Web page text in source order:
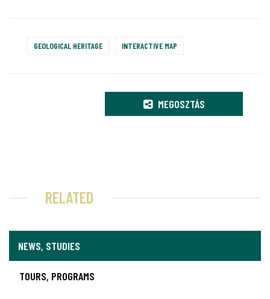
GEOLOGICAL HERITAGE INTERACTIVE MAP
MEGOSZTÁS
RELATED
NEWS, STUDIES
TOURS, PROGRAMS